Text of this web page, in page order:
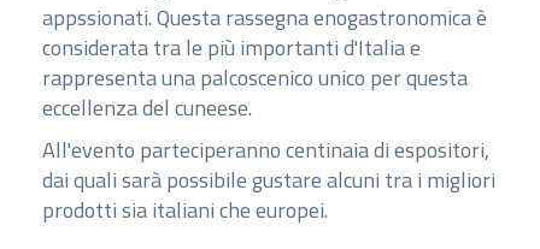
appssionati. Questa rassegna enogastronomica è
considerata tra le più importanti d'Italia e
rappresenta una palcoscenico unico per questa
eccellenza del cuneese.
All'evento parteciperanno centinaia di espositori,
dai quali sarà possibile gustare alcuni tra i migliori
prodotti sia italiani che europei.